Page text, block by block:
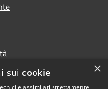
×
sui cookie
e assimilati strettamente